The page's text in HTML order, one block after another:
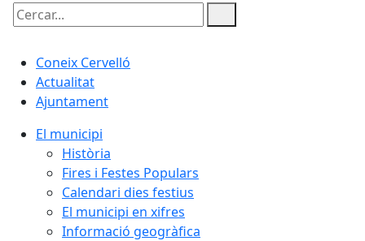
Cercar:
Coneix Cervelló
Actualitat
Ajuntament
El municipi
Història
Fires i Festes Populars
Calendari dies festius
El municipi en xifres
Informació geogràfica